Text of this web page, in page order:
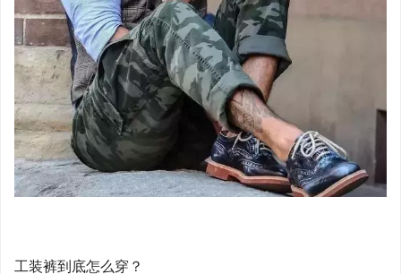
工装裤到底怎么穿？